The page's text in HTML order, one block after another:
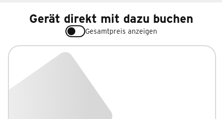
Gerät direkt mit dazu buchen
Gesamtpreis anzeigen